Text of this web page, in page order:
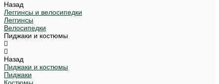
Назад
Леггинсы и велосипедки
Леггинсы
Велосипедки
Пиджаки и костюмы
Назад
Пиджаки и костюмы
Пиджаки